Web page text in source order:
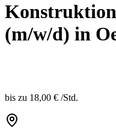
(m/w/d) in
bis zu 18,00 € /Std.